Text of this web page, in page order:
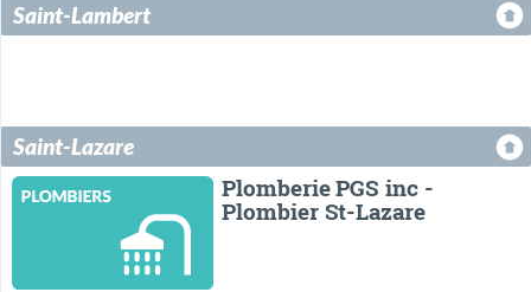
Saint-Lambert
Saint-Lazare
Plomberie PGS inc -
Plombier St-Lazare